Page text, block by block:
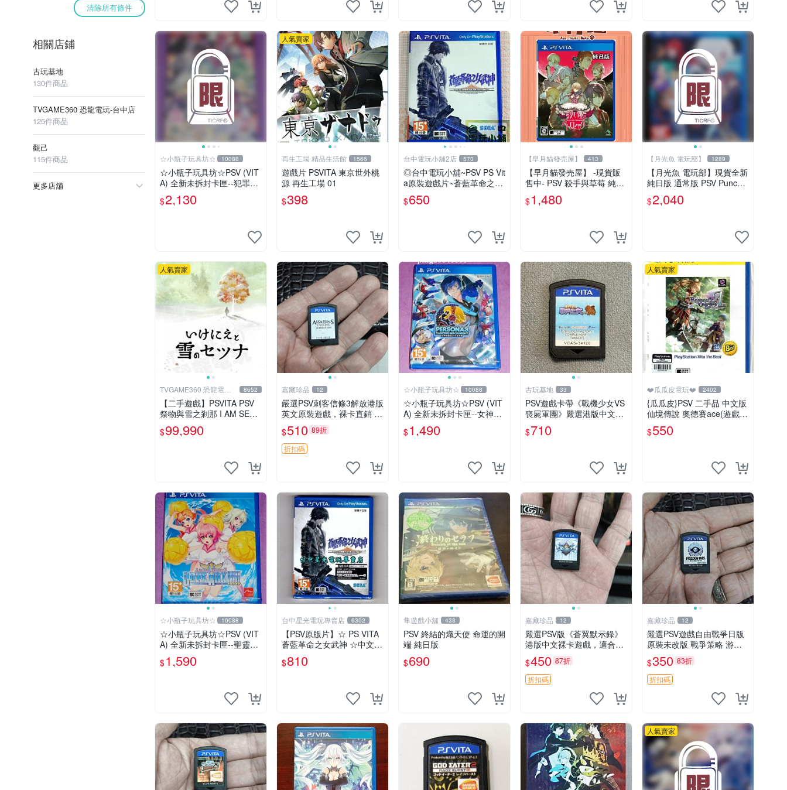
清除所有條件
相關店鋪
古玩基地
130件商品
TVGAME360 恐龍電玩-台中店
125件商品
觀己
115件商品
更多店舖
☆小瓶子玩具坊☆ 10088
☆小瓶子玩具坊☆PSV (VIT
A) 全新未拆封卡匣--犯罪少
女2《Criminal Girls 2》限
定版 (日版)
$2,130
人氣賣家
再生工場 精品生活館 1566
遊戲片 PSVITA 東京世外桃
源 再生工場 01
$398
台中電玩小舖2店 573
◎台中電玩小舖~PSV PS Vit
a原裝遊戲片~蒼藍革命之女
武神 中文版 中文版 ~650
$650
【早月貓發売屋】 413
【早月貓發売屋】 -現貨販
售中- PSV 殺手與草莓 純日
版 日文版 ※戀愛×懸疑※ 戀
愛ADV遊戲
$1,480
【月光魚 電玩部】 1289
【月光魚 電玩部】現貨全新
純日版 通常版 PSV Punch L
ine 胖次衝擊 胖次保衛陣線
普通版 純日版
$2,040
人氣賣家
TVGAME360 恐龍電玩- 8652
【二手遊戲】PSVITA PSV
祭物與雪之剎那 I AM SETS
UN 日文版【台中恐龍電
玩】
$99,990
嘉藏珍品 12
嚴選PSV刺客信條3解放港版
英文原裝遊戲，裸卡直銷 刺
客信條3 游戲 港版游戲
$510 89折
折扣碼
☆小瓶子玩具坊☆ 10088
☆小瓶子玩具坊☆PSV (VIT
A) 全新未拆封卡匣--女神異
聞錄3 月夜熱舞 中文版
$1,490
古玩基地 33
PSV遊戲卡帶《戰機少女VS
喪屍軍團》嚴選港版中文裸
卡實測正常 遊戲機限定 PSV
卡帶 港版 中文 游戲卡帶 激
$710
人氣賣家
❤️瓜瓜皮電玩❤️ 2402
{瓜瓜皮}PSV 二手品 中文版
仙境傳說 奧德賽ace(遊戲都
有回收)
$550
☆小瓶子玩具坊☆ 10088
☆小瓶子玩具坊☆PSV (VIT
A) 全新未拆封卡匣--聖靈之
心 3 LOVE MAX
$1,590
台中星光電玩專賣店 6302
【PSV原版片】☆ PS VITA
蒼藍革命之女武神 ☆中文版
全新品【台中星光電玩】
$810
隼遊戲小舖 438
PSV 終結的熾天使 命運的開
端 純日版
$690
嘉藏珍品 12
嚴選PSV版《蒼翼默示錄》
港版中文裸卡遊戲，適合遊
戲收藏 蒼翼默示錄 PSV 港
版 獨玩
$450 87折
折扣碼
嘉藏珍品 12
嚴選PSV遊戲自由戰爭日版
原裝未改版 戰爭策略 游戲
機 遊玩好物
$350 83折
折扣碼
人氣賣家